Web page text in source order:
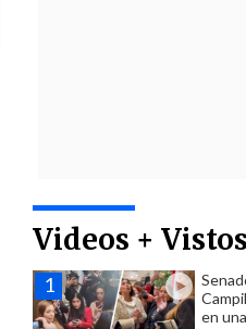
Videos + Vistos
en